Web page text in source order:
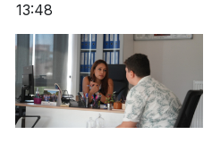
13:48